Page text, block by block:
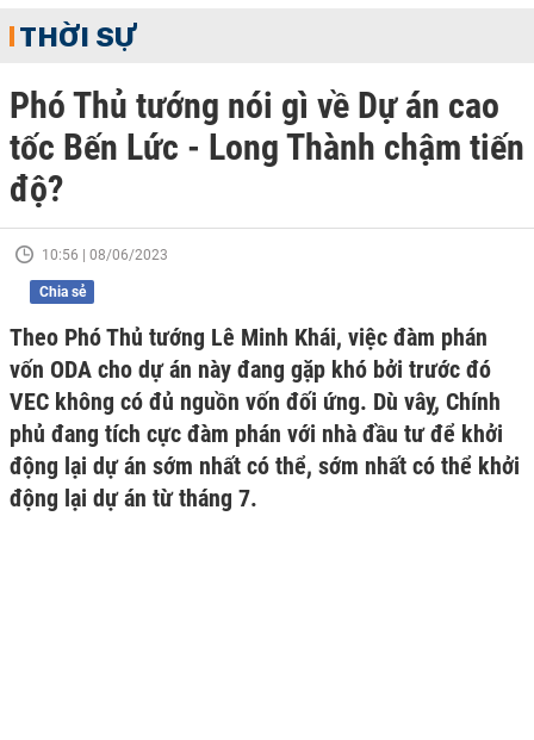
THỜI SỰ
Phó Thủ tướng nói gì về Dự án cao
tốc Bến Lức - Long Thành chậm tiến
độ?
10:56 | 08/06/2023
Chia sẻ
Theo Phó Thủ tướng Lê Minh Khái, việc đàm phán
vốn ODA cho dự án này đang gặp khó bởi trước đó
VEC không có đủ nguồn vốn đối ứng. Dù vâỵ, Chính
phủ đang tích cực đàm phán với nhà đầu tư để khởi
động lại dự án sớm nhất có thể, sớm nhất có thể khởi
động lại dự án từ tháng 7.